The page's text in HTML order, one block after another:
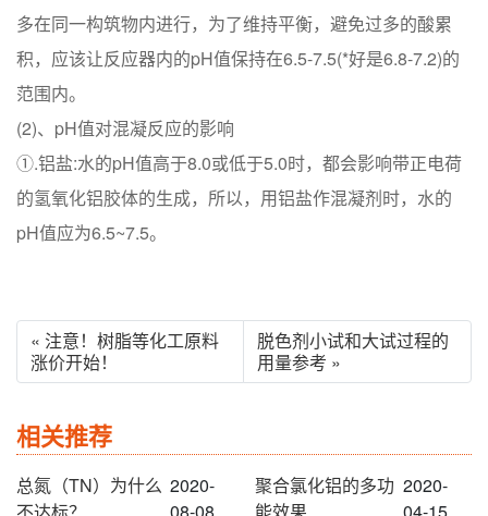
多在同一构筑物内进行，为了维持平衡，避免过多的酸累
积，应该让反应器内的pH值保持在6.5-7.5(*好是6.8-7.2)的
范围内。
(2)、pH值对混凝反应的影响
①.铝盐:水的pH值高于8.0或低于5.0时，都会影响带正电荷
的氢氧化铝胶体的生成，所以，用铝盐作混凝剂时，水的
pH值应为6.5~7.5。
« 注意！树脂等化工原料
涨价开始！
脱色剂小试和大试过程的
用量参考 »
相关推荐
总氮（TN）为什么 2020-
聚合氯化铝的多功 2020-